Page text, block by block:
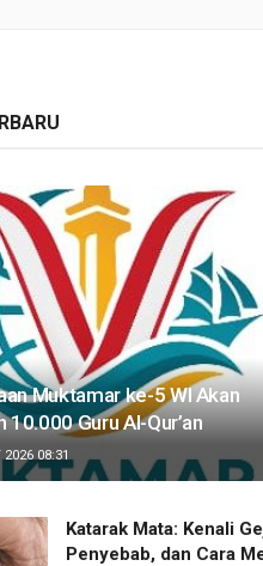
Muktamar ke-5 WI Akan
10.000 Guru Al-Qur’an
08:31
Katarak Mata: Kenali
Penyebab, dan Cara